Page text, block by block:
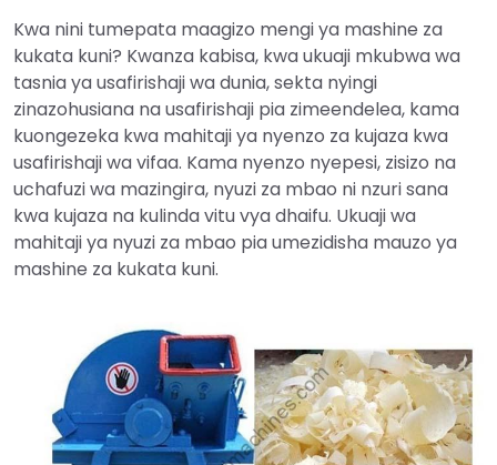
Kwa nini tumepata maagizo mengi ya mashine za
kukata kuni? Kwanza kabisa, kwa ukuaji mkubwa wa
tasnia ya usafirishaji wa dunia, sekta nyingi
zinazohusiana na usafirishaji pia zimeendelea, kama
kuongezeka kwa mahitaji ya nyenzo za kujaza kwa
usafirishaji wa vifaa. Kama nyenzo nyepesi, zisizo na
uchafuzi wa mazingira, nyuzi za mbao ni nzuri sana
kwa kujaza na kulinda vitu vya dhaifu. Ukuaji wa
mahitaji ya nyuzi za mbao pia umezidisha mauzo ya
mashine za kukata kuni.